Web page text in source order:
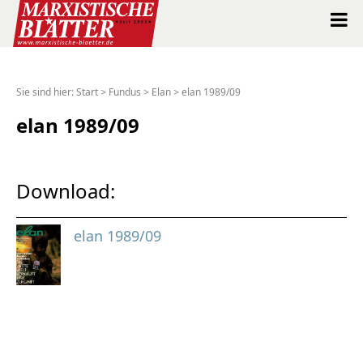
Shop
Abo
Spenden
Sie sind hier:Start > Fundus > Elan >elan 1989/09
elan 1989/09
Download:
elan 1989/09